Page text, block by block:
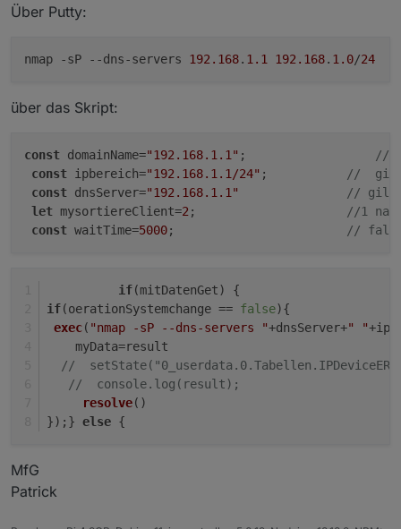
Über Putty:
nmap -sP --dns-servers 192.168. 1.1 192.168. 1.0/24
über das Skript:
const domainName="192.168.1.1" ;
//
const ipbereich="192.168.1.1/24" ;
//  gilt
const dnsServer="192.168.1.1"
// gilt
let mysortiereClient=2 ;
//1
const waitTime=5000; // falls
if(mitDatenGet) {
if(oerationSystemchange == false){
exec( "nmap -sP --dns-servers "+dnsServer+" "
    myData=result
//
//  console.log(result);
resolve()
});} else {
MfG
Patrick